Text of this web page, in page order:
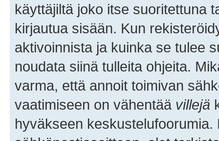
käyttäjiltä joko itse suoritettuna
kirjautua sisään. Kun
aktivoinnista ja kuinka se tulee
noudata siinä tulleita ohjeita.
varma, että annoit toimivan
vaatimiseen on vähentää villejä
hyväkseen